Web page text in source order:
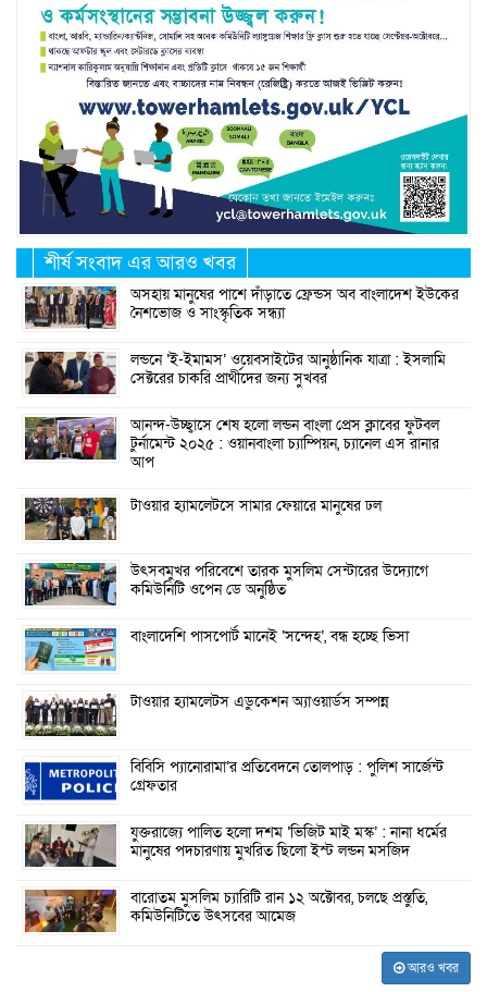
শীর্ষ সংবাদ এর আরও খবর
অসহায় মানুষের পাশে দাঁড়াতে ফ্রেন্ডস অব বাংলাদেশ ইউকের
নৈশভোজ ও সাংস্কৃতিক সন্ধ্যা
লন্ডনে ‘ই-ইমামস’ ওয়েবসাইটের আনুষ্ঠানিক যাত্রা : ইসলামি
সেক্টরের চাকরি প্রার্থীদের জন্য সুখবর
আনন্দ-উচ্ছ্বাসে শেষ হলো লন্ডন বাংলা প্রেস ক্লাবের ফুটবল
টুর্নামেন্ট ২০২৫ : ওয়ানবাংলা চ্যাম্পিয়ন, চ্যানেল এস রানার
আপ
টাওয়ার হ্যামলেটসে সামার ফেয়ারে মানুষের ঢল
উৎসবমুখর পরিবেশে তারক মুসলিম সেন্টারের উদ্যোগে
কমিউনিটি ওপেন ডে অনুষ্ঠিত
বাংলাদেশি পাসপোর্ট মানেই ‘সন্দেহ’, বন্ধ হচ্ছে ভিসা
টাওয়ার হ্যামলেটস এডুকেশন অ্যাওয়ার্ডস সম্পন্ন
বিবিসি প্যানোরামা’র প্রতিবেদনে তোলপাড় : পুলিশ সার্জেন্ট
গ্রেফতার
যুক্তরাজ্যে পালিত হলো দশম ‘ভিজিট মাই মস্ক’ : নানা ধর্মের
মানুষের পদচারণায় মুখরিত ছিলো ইস্ট লন্ডন মসজিদ
বারোতম মুসলিম চ্যারিটি রান ১২ অক্টোবর, চলছে প্রস্তুতি,
কমিউনিটিতে উৎসবের আমেজ
আরও খবর